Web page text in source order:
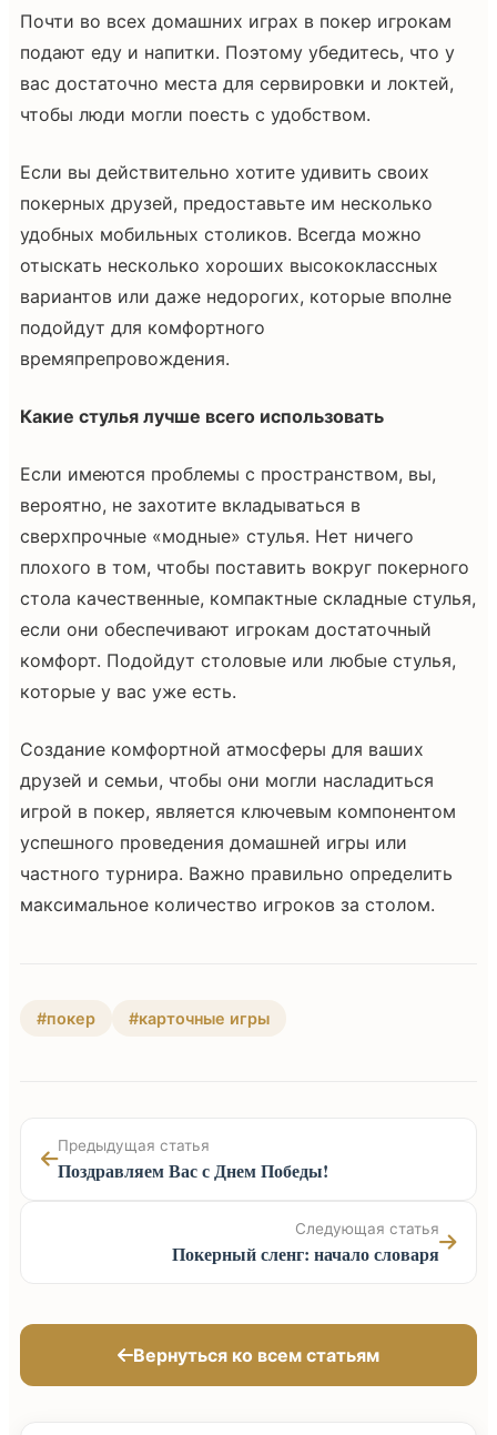
Почти во всех домашних играх в покер игрокам
подают еду и напитки. Поэтому убедитесь, что у
вас достаточно места для сервировки и локтей,
чтобы люди могли поесть с удобством.
Если вы действительно хотите удивить своих
покерных друзей, предоставьте им несколько
удобных мобильных столиков. Всегда можно
отыскать несколько хороших высококлассных
вариантов или даже недорогих, которые вполне
подойдут для комфортного
времяпрепровождения.
Какие стулья лучше всего использовать
Если имеются проблемы с пространством, вы,
вероятно, не захотите вкладываться в
сверхпрочные «модные» стулья. Нет ничего
плохого в том, чтобы поставить вокруг покерного
стола качественные, компактные складные стулья,
если они обеспечивают игрокам достаточный
комфорт. Подойдут столовые или любые стулья,
которые у вас уже есть.
Создание комфортной атмосферы для ваших
друзей и семьи, чтобы они могли насладиться
игрой в покер, является ключевым компонентом
успешного проведения домашней игры или
частного турнира. Важно правильно определить
максимальное количество игроков за столом.
#покер #карточные игры
Предыдущая статья
Поздравляем Вас с Днем Победы!
Следующая статья
Покерный сленг: начало словаря
Вернуться ко всем статьям